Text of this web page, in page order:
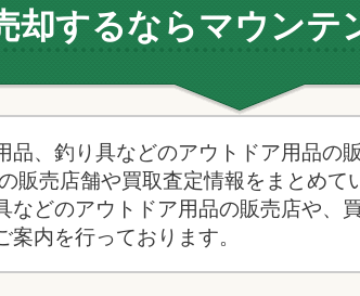
却するならマウンテ
品、釣り具などのアウトドア用品の
販売店舗や買取査定情報をまとめ
などのアウトドア用品の販売店や、
内を行っております。